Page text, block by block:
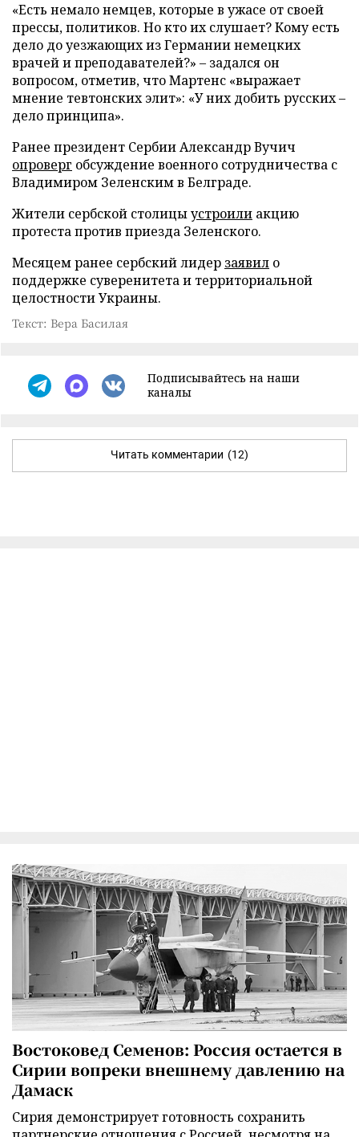
«Есть немало немцев, которые в ужасе от своей
прессы, политиков. Но кто их слушает? Кому есть
дело до уезжающих из Германии немецких
врачей и преподавателей?» – задался он
вопросом, отметив, что Мартенс «выражает
мнение тевтонских элит»: «У них добить русских –
дело принципа».
Ранее президент Сербии Александр Вучич
опроверг обсуждение военного сотрудничества с
Владимиром Зеленским в Белграде.
Жители сербской столицыустроили акцию
протеста против приезда Зеленского.
Месяцем ранее сербский лидер заявил о
поддержке суверенитета и территориальной
целостности Украины.
Текст: Вера Басилая
Подписывайтесь на наши
каналы
Читать комментарии (12)
Востоковед Семенов: Россия остается в
Сирии вопреки внешнему давлению на
Дамаск
Сирия демонстрирует готовность сохранить